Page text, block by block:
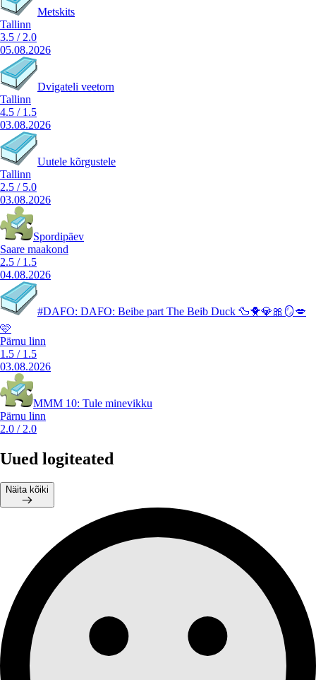
Metskits
Tallinn
3.5 / 2.0
05.08.2026
Dvigateli veetorn
Tallinn
4.5 / 1.5
03.08.2026
Uutele kõrgustele
Tallinn
2.5 / 5.0
03.08.2026
Spordipäev
Saare maakond
2.5 / 1.5
04.08.2026
#DAFO: DAFO: Beibe part The Beib Duck 🦆🐥💎🎀🪞💋
🩷
Pärnu linn
1.5 / 1.5
03.08.2026
MMM 10: Tule minevikku
Pärnu linn
2.0 / 2.0
Uued logiteated
Näita kõiki